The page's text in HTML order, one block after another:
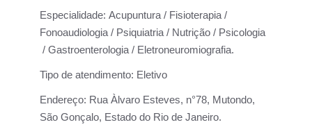
Especialidade: Acupuntura / Fisioterapia /
Fonoaudiologia / Psiquiatria / Nutrição / Psicologia
/ Gastroenterologia / Eletroneuromiografia.
Tipo de atendimento: Eletivo
Endereço: Rua Àlvaro Esteves, n°78, Mutondo,
São Gonçalo, Estado do Rio de Janeiro.